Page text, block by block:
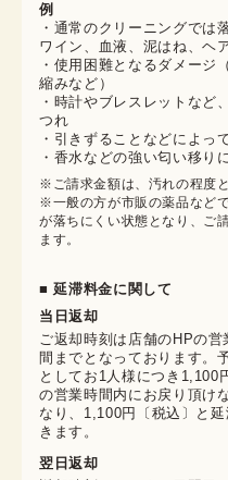
例
・通常のクリーニングでは
ワイン、血液、泥はね、ヘ
・使用困難となるダメージ
縮みなど）
・時計やブレスレットなど
つれ
・引きずることなどによっ
・香水などの強い匂い移り
※ご請求金額は、汚れの程度
※一般の方が市販の薬品など
が落ちにくい状態となり、ご
ます。
■ 延滞料金に関して
当日返却
ご返却時刻は店舗のHPの
間までとなっております。
としてお1人様につき1,100
の営業時間内にお戻り頂け
なり、1,100円〔税込〕と
きます。
翌日返却